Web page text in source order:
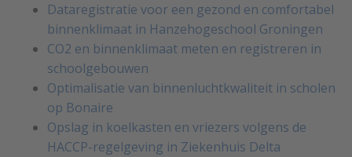
Dataregistratie voor een gezond en comfortabel
binnenklimaat in Hanzehogeschool Groningen
CO2 en binnenklimaat meten en registreren in
schoolgebouwen
Optimalisatie van binnenluchtkwaliteit in scholen
op Bonaire
Opslag in koelkasten en vriezers volgens de
HACCP-regelgeving in Ziekenhuis Delta